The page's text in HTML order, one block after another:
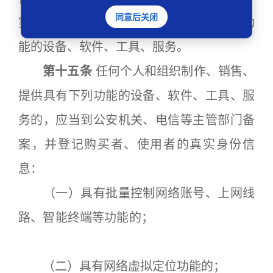
实施网络违法犯罪或者具有规避监管制度功
能的设备、软件、工具、服务。
第十五条任何个人和组织制作、销售、
提供具有下列功能的设备、软件、工具、服
务的，应当到公安机关、电信等主管部门备
案，并登记购买者、使用者的真实身份信
息：
（一）具有批量控制网络账号、上网线
路、智能终端等功能的；
（二）具有网络虚拟定位功能的；
同意后关闭